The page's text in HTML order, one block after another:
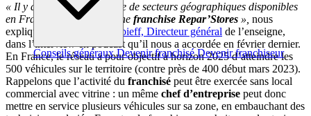
Conseils généraux Devenir franchisé Devenir franchiseur
« Il y a encore une centaine de secteurs géographiques disponibles
en France pour y ouvrir une franchise Repar’Stores », nous
expliquait
Guillaume Varobieff, Directeur général de l’enseigne,
dans l’interview en podcast qu’il nous a accordée en février dernier.
En France, le réseau a pour objectif à horizon 2025 d’atteindre les
500 véhicules sur le territoire (contre près de 400 début mars 2023).
Rappelons que l’activité du franchisé peut être exercée sans local
commercial avec vitrine : un même chef d’entreprise peut donc
mettre en service plusieurs véhicules sur sa zone, en embauchant des